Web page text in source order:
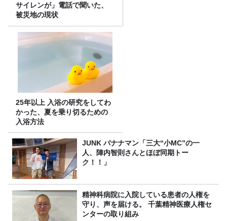
サイレンが」電話で聞いた、
被災地の現状
25年以上 入浴の研究をしてわ
かった、夏を乗り切るための
入浴方法
JUNK バナナマン「三大“小MC”の一
人、陣内智則さんとほぼ同期トー
ク！！」
精神科病院に入院している患者の人権を
守り、声を届ける。 千葉精神医療人権セ
ンターの取り組み